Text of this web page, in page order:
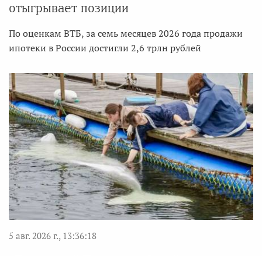
отыгрывает позиции
По оценкам ВТБ, за семь месяцев 2026 года продажи
ипотеки в России достигли 2,6 трлн рублей
5 авг. 2026 г., 13:36:18